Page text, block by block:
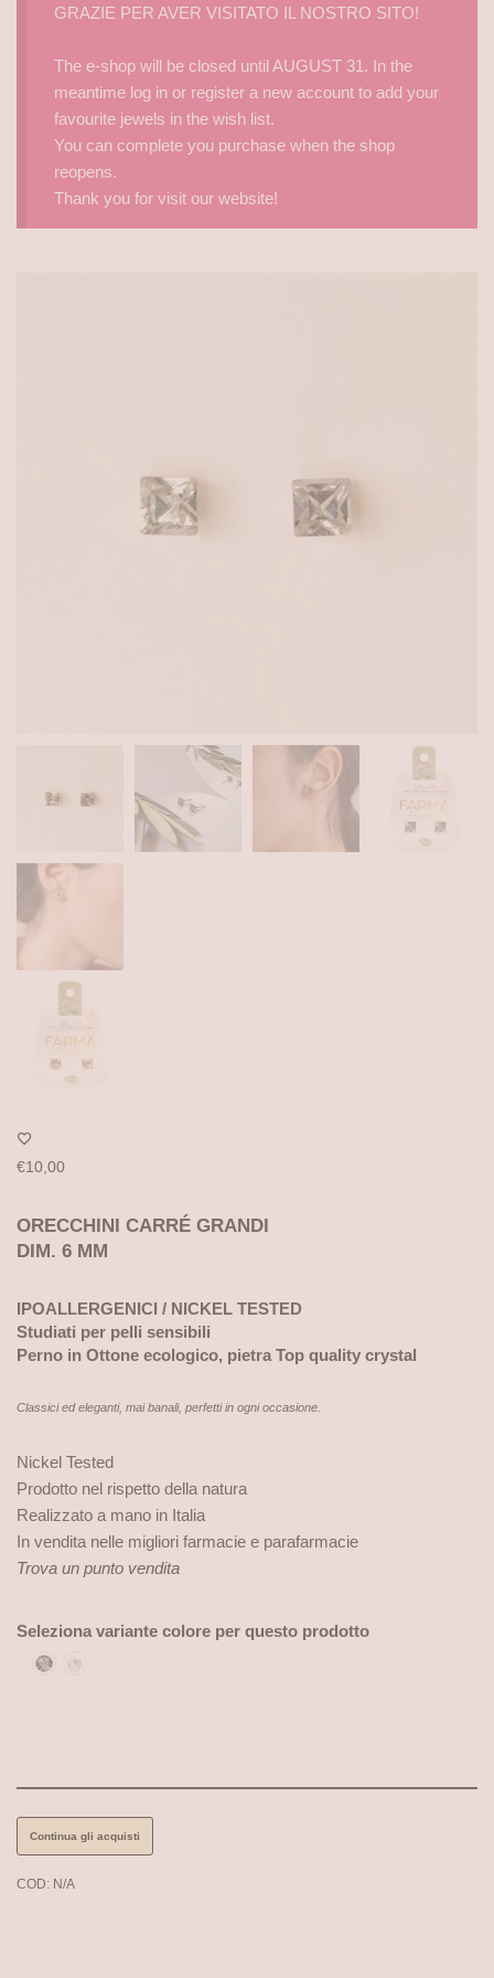
GRAZIE PER AVER VISITATO IL NOSTRO SITO!
The e-shop will be closed until AUGUST 31. In the
meantime log in or register a new account to add your
favourite jewels in the wish list.
You can complete you purchase when the shop
reopens.
Thank you for visit our website!
€10,00
ORECCHINI CARRÉ GRANDI
DIM. 6 MM
IPOALLERGENICI / NICKEL TESTED
Studiati per pelli sensibili
Perno in Ottone ecologico, pietra Top quality crystal
Classici ed eleganti, mai banali, perfetti in ogni occasione.
Nickel Tested
Prodotto nel rispetto della natura
Realizzato a mano in Italia
In vendita nelle migliori farmacie e parafarmacie
Trova un punto vendita
Seleziona variante colore per questo prodotto
Black diamond
Continua gli acquisti
COD: N/A